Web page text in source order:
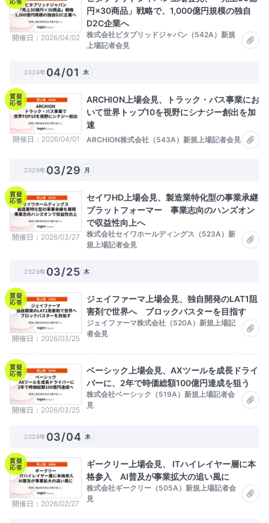
開催日 2026/04/02
円×30商品」戦略で、1,000億円規模の独自
D2C企業へ
株式会社ビタブリッドジャパン（542A）新規
上場記者会見
2026年04/01 木
質疑
応答
開催日 2026/04/01
ARCHION上場会見、トラック・バス事業にお
いて世界トップ10を視野にシナジー創出を加
速
ARCHION株式会社（543A）新規上場記者会見
2026年03/29 月
質疑
応答
開催日 2026/03/27
セイワHD上場会見、製造業特化型の事業承継
プラットフォーマー 事業志向のハンズオン
で収益性向上へ
株式会社セイワホールディングス（523A）新
規上場記者会見
2026年03/25 木
質疑
応答
開催日 2026/03/25
ジェイファーマ上場会見、独自開発のLAT1阻
害剤で世界へ ブロックバスターを目指す
ジェイファーマ株式会社（520A）新規上場記
者会見
質疑
応答
開催日 2026/03/25
ベーシック上場会見、AXツールを成長ドライ
バーに、2年で時価総額100億円達成を狙う
株式会社ベーシック（519A）新規上場記者会
見
2026年03/04 木
質疑
応答
開催日 2026/02/27
ギークリー上場会見、 ITハイレイヤー層に本
格参入 AI普及が事業拡大の追い風に
株式会社ギークリー（505A）新規上場記者会
見